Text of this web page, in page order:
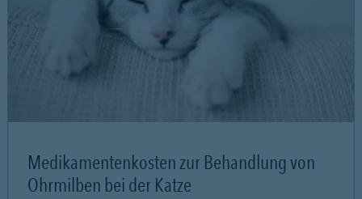
Medikamentenkosten zur Behandlung von
Ohrmilben bei der Katze